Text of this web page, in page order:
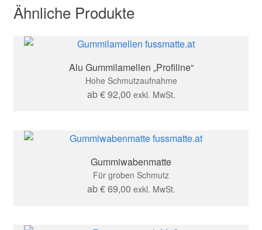
Ähnliche Produkte
Alu Gummilamellen „Profiline“
Hohe Schmutzaufnahme
ab€92,00 exkl. MwSt.
Gummiwabenmatte
Für groben Schmutz
ab€69,00 exkl. MwSt.